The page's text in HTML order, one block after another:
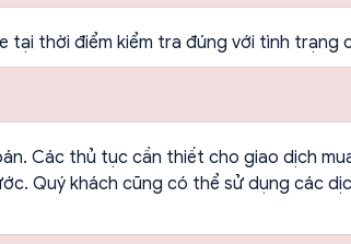
thời điểm kiểm tra đúng với tình trạng
Các thủ tục cần thiết cho giao dịch
Quý khách cũng có thể sử dụng các